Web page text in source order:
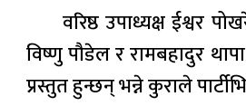
वरिष्ठ उपाध्यक्ष ईश्वर
विष्णु पौडेल र रामबहादुर
प्रस्तुत हुन्छन् भन्ने कुराले